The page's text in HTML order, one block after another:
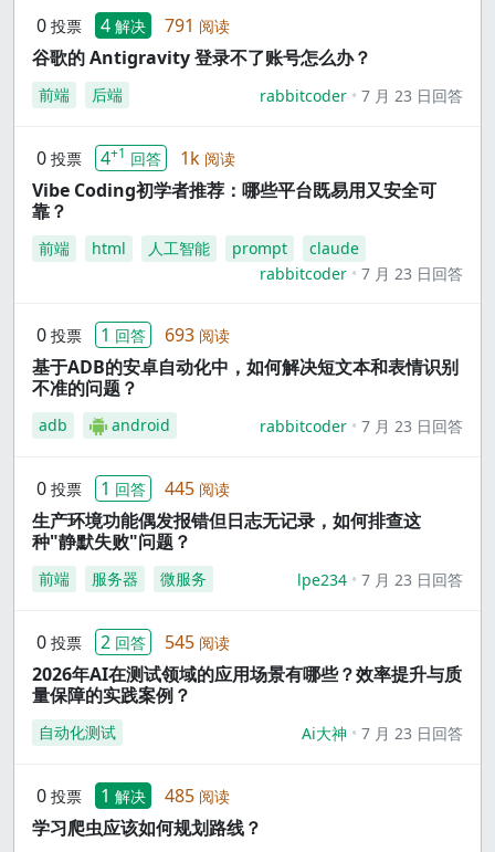
0 投票 4 解决 791 阅读
谷歌的 Antigravity 登录不了账号怎么办？
前端 后端 rabbitcoder 7 月 23 日回答
0 投票 4+1 回答 1k 阅读
Vibe Coding初学者推荐：哪些平台既易用又安全可
靠？
前端 html 人工智能 prompt
claude
rabbitcoder
7 月 23 日回答
0 投票 1 回答 693 阅读
基于ADB的安卓自动化中，如何解决短文本和表情识别
不准的问题？
adb android rabbitcoder 7 月 23 日回答
0 投票 1 回答 445 阅读
生产环境功能偶发报错但日志无记录，如何排查这
种"静默失败"问题？
前端 服务器 微服务 lpe234 7 月 23 日回答
0 投票 2 回答 545 阅读
2026年AI在测试领域的应用场景有哪些？效率提升与质
量保障的实践案例？
自动化测试 Ai大神 7 月 23 日回答
0 投票 1 解决 485 阅读
学习爬虫应该如何规划路线？